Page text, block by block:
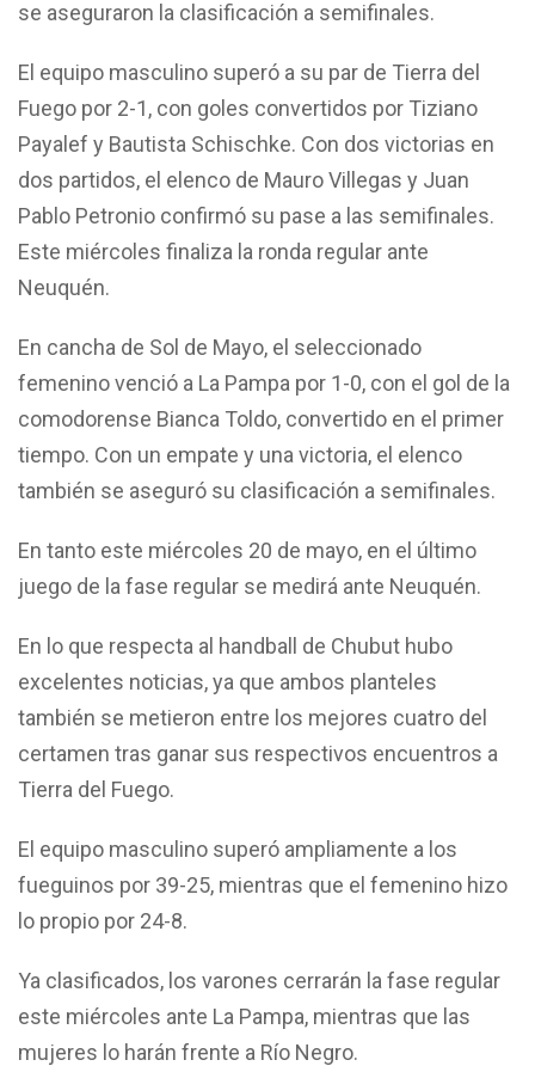
se aseguraron la clasificación a semifinales.
El equipo masculino superó a su par de Tierra del
Fuego por 2-1, con goles convertidos por Tiziano
Payalef y Bautista Schischke. Con dos victorias en
dos partidos, el elenco de Mauro Villegas y Juan
Pablo Petronio confirmó su pase a las semifinales.
Este miércoles finaliza la ronda regular ante
Neuquén.
En cancha de Sol de Mayo, el seleccionado
femenino venció a La Pampa por 1-0, con el gol de la
comodorense Bianca Toldo, convertido en el primer
tiempo. Con un empate y una victoria, el elenco
también se aseguró su clasificación a semifinales.
En tanto este miércoles 20 de mayo, en el último
juego de la fase regular se medirá ante Neuquén.
En lo que respecta al handball de Chubut hubo
excelentes noticias, ya que ambos planteles
también se metieron entre los mejores cuatro del
certamen tras ganar sus respectivos encuentros a
Tierra del Fuego.
El equipo masculino superó ampliamente a los
fueguinos por 39-25, mientras que el femenino hizo
lo propio por 24-8.
Ya clasificados, los varones cerrarán la fase regular
este miércoles ante La Pampa, mientras que las
mujeres lo harán frente a Río Negro.